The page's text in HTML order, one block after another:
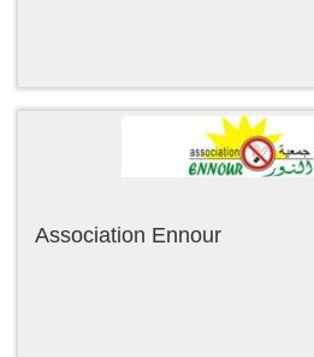
Association Ennour